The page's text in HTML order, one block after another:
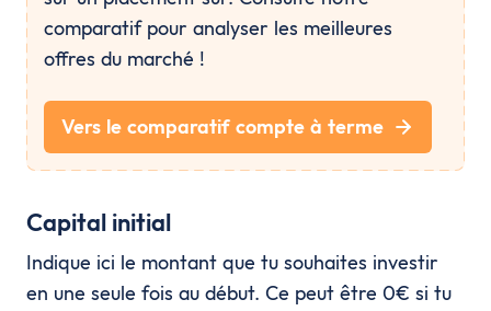
comparatif pour analyser les meilleures
offres du marché !
Vers le comparatif compte à terme
Capital initial
Indique ici le montant que tu souhaites investir
en une seule fois au début. Ce peut être 0€ si tu